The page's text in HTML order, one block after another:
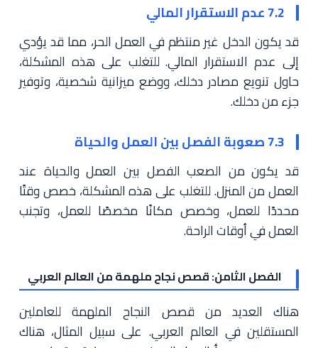
7.2 عدم الاستقرار المالي
قد يكون الدخل غير منتظم في العمل الحر، مما قد يؤدي
إلى عدم الاستقرار المالي. للتغلب على هذه المشكلة،
حاول تنويع مصادر دخلك، ووضع ميزانية شخصية، وتوفير
جزء من دخلك.
7.3 صعوبة الفصل بين العمل والحياة
قد يكون من الصعب الفصل بين العمل والحياة عند
العمل من المنزل. للتغلب على هذه المشكلة، خصص وقتًا
محددًا للعمل، وخصص مكانًا مخصصًا للعمل، وتجنب
العمل في أوقات الراحة.
الفصل الثامن: قصص نجاح ملهمة من العالم العربي
هناك العديد من قصص النجاح الملهمة للعاملين
المستقلين في العالم العربي. على سبيل المثال، هناك